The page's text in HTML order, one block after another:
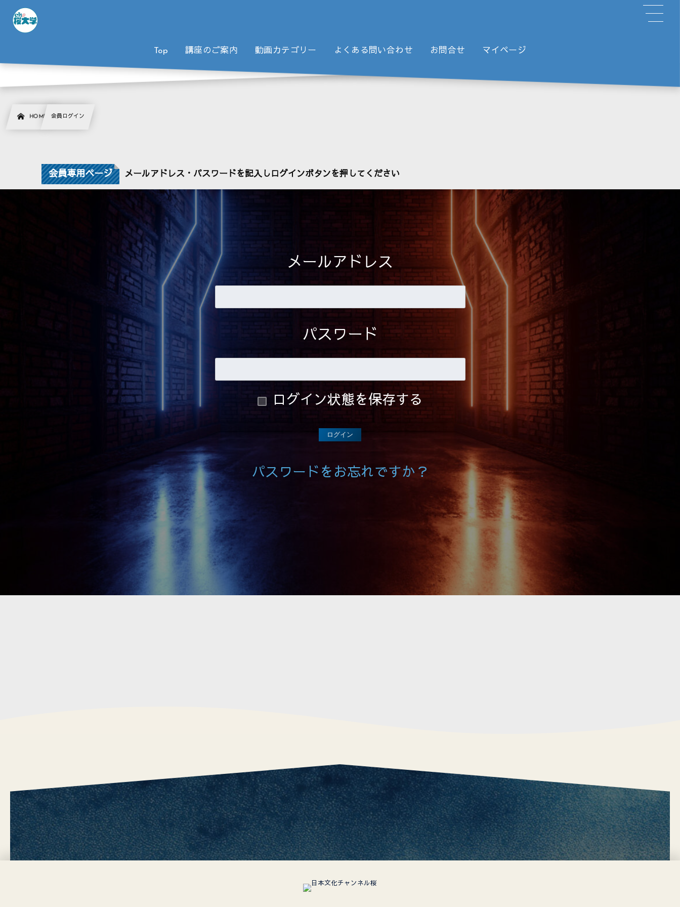
Top 講座のご案内 動画カテゴリー よくある問い合わせ お問合せ マイページ
HOME 会員ログイン
会員専用ページ メールアドレス・パスワードを記入しログインボタンを押してください
メールアドレス
パスワード
ログイン状態を保存する
パスワードをお忘れですか？